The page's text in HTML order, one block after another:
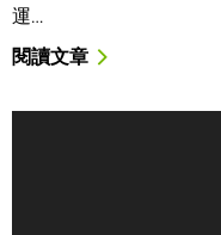
運…
閱讀文章